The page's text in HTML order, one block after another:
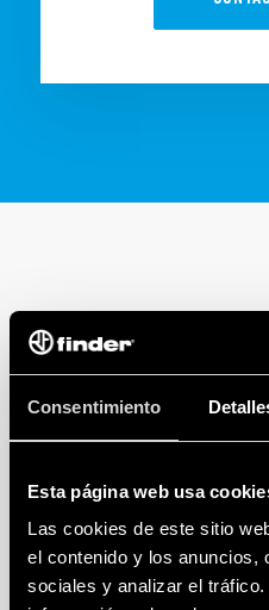
Consentimiento
Esta página web usa
Las cookies de este sitio
el contenido y los anuncios,
sociales y analizar el